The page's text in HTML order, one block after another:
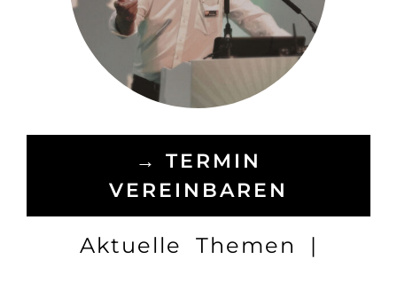
→ TERMIN
VEREINBAREN
Aktuelle Themen |